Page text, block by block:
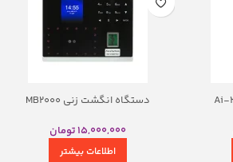
دستگاه انگشت زنی MB2000
15,000,000تومان
اطلاعات بیشتر